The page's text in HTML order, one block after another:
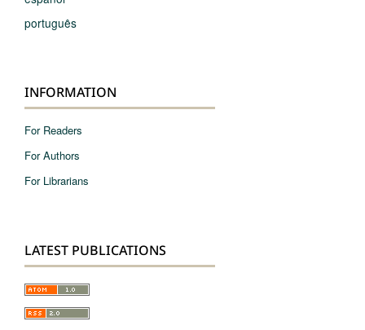
português
INFORMATION
For Readers
For Authors
For Librarians
LATEST PUBLICATIONS